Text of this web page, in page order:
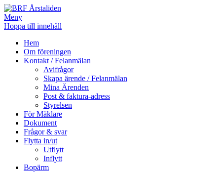
BRF Årstaliden
Meny
Hoppa till innehåll
Hem
Om föreningen
Kontakt / Felanmälan
Avifrågor
Skapa ärende / Felanmälan
Mina Ärenden
Post & faktura-adress
Styrelsen
För Mäklare
Dokument
Frågor & svar
Flytta in/ut
Utflytt
Inflytt
Bopärm